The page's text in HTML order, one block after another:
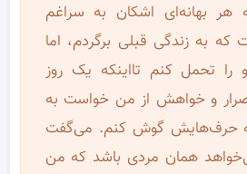
بهانه‌ای اشکان به سراغم
به زندگی قبلی برگردم، اما
را تحمل کنم تااینکه یک روز
و خواهش از من خواست به
حرف‌هایش گوش کنم. می‌گفت
همان مردی باشد که من